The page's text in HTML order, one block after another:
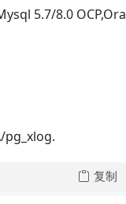
5.7/8.0 OCP,Ora
pg_xlog.
复制